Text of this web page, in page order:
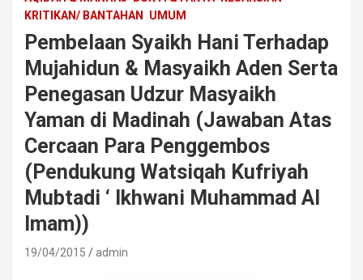
KRITIKAN/ BANTAHAN
UMUM
Pembelaan Syaikh Hani Terhadap
Mujahidun & Masyaikh Aden Serta
Penegasan Udzur Masyaikh
Yaman di Madinah (Jawaban Atas
Cercaan Para Penggembos
(Pendukung Watsiqah Kufriyah
Mubtadi ‘ Ikhwani Muhammad Al
Imam))
19/04/2015 admin